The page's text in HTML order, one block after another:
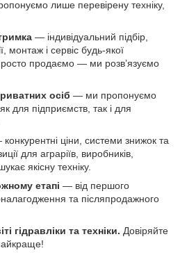
лише перевірену техніку,
— індивідуальний підбір,
монтаж і сервіс будь-якої
продаємо — ми розв’язуємо
осіб — ми пропонуємо
для підприємств, так і для
ціни, системи знижок та
для аграріїв, виробників,
якісну техніку.
етапі — від першого
та післяпродажного
гідравліки та техніки. Довіряйте